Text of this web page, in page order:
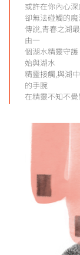
或許在你內心
卻無法碰觸的魔
傳說,青春之湖
由一
個湖水精靈守
始與湖水
精靈接觸,與湖
的手腕
在精靈不知不